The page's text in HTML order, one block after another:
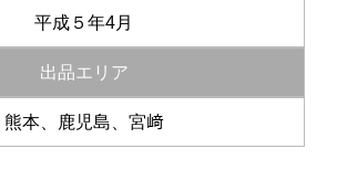
平成５年4月
出品エリア
熊本、鹿児島、宮﨑